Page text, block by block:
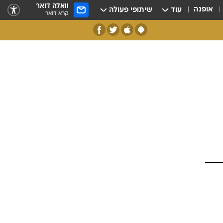
אופנה עוד שיתופי פעולה וואלה דואר
קרא דואר